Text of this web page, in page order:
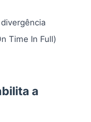
Time In Full)
a